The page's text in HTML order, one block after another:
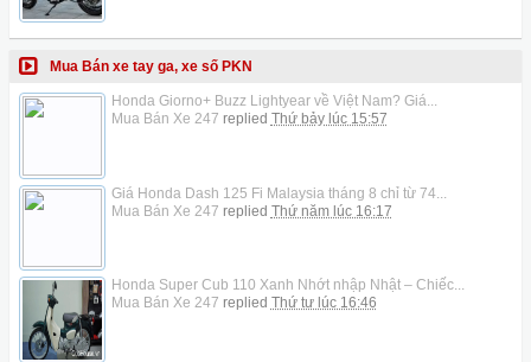
Mua Bán xe tay ga, xe số PKN
Honda Giorno+ Buzz Lightyear về Việt Nam? Giá...
Mua Bán Xe 247 replied Thứ bảy lúc 15:57
Giá Honda Dash 125 Fi Malaysia tháng 8 chỉ từ 74...
Mua Bán Xe 247 replied Thứ năm lúc 16:17
Honda Super Cub 110 Xanh Nhớt nhập Nhật – Chiếc...
Mua Bán Xe 247 replied Thứ tư lúc 16:46